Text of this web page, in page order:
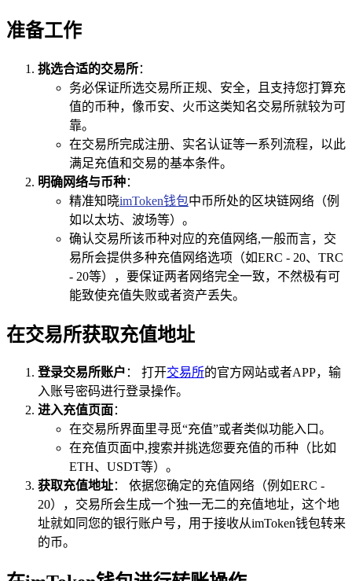
准备工作
挑选合适的交易所：
务必保证所选交易所正规、安全，且支持您打算充
值的币种，像币安、火币这类知名交易所就较为可
靠。
在交易所完成注册、实名认证等一系列流程，以此
满足充值和交易的基本条件。
明确网络与币种：
精准知晓imToken钱包中币所处的区块链网络（例
如以太坊、波场等）。
确认交易所该币种对应的充值网络,一般而言，交
易所会提供多种充值网络选项（如ERC - 20、TRC
- 20等），要保证两者网络完全一致，不然极有可
能致使充值失败或者资产丢失。
在交易所获取充值地址
登录交易所账户 ： 打开交易所的官方网站或者APP，输
入账号密码进行登录操作。
进入充值页面：
在交易所界面里寻觅“充值”或者类似功能入口。
在充值页面中,搜索并挑选您要充值的币种（比如
ETH、USDT等）。
获取充值地址： 依据您确定的充值网络（例如ERC -
20），交易所会生成一个独一无二的充值地址，这个地
址就如同您的银行账户号，用于接收从imToken钱包转来
的币。